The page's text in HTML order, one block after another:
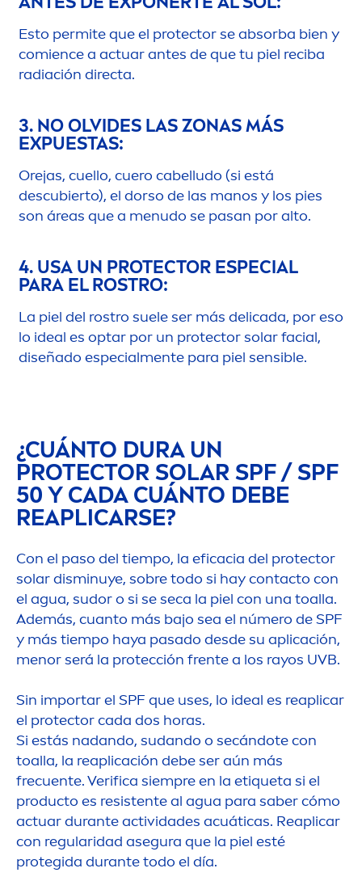
Esto permite que el protector se absorba bien y
comience a actuar antes de que tu piel reciba
radiación directa.
3. NO OLVIDES LAS ZONAS MÁS
EXPUESTAS:
Orejas, cuello, cuero cabelludo (si está
descubierto), el dorso de las manos y los pies
son áreas que a menudo se pasan por alto.
4. USA UN PROTECTOR ESPECIAL
PARA EL ROSTRO:
La piel del rostro suele ser más delicada, por eso
lo ideal es optar por un protector solar facial,
diseñado especialmente para piel sensible.
¿CUÁNTO DURA UN
PROTECTOR SOLAR SPF / SPF
50 Y CADA CUÁNTO DEBE
REAPLICARSE?
Con el paso del tiempo, la eficacia del protector
solar disminuye, sobre todo si hay contacto con
el agua, sudor o si se seca la piel con una toalla.
Además, cuanto más bajo sea el número de SPF
y más tiempo haya pasado desde su aplicación,
menor será la protección frente a los rayos UVB.
Sin importar el SPF que uses, lo ideal es reaplicar
el protector cada dos horas.
Si estás nadando, sudando o secándote con
toalla, la reaplicación debe ser aún más
frecuente. Verifica siempre en la etiqueta si el
producto es resistente al agua para saber cómo
actuar durante actividades acuáticas. Reaplicar
con regularidad asegura que la piel esté
protegida durante todo el día.